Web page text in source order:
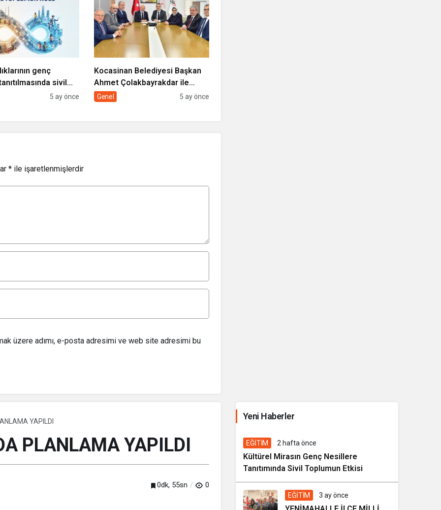
genç
sivil
5 ay önce
Kocasinan Belediyesi Başkan
Ahmet Çolakbayrakdar ile
yeniliklere imza atıyor
Genel 5 ay önce
* ile işaretlenmişlerdir
üzere adımı, e-posta adresimi ve web site adresimi bu
YAPILDI
PLANLAMA YAPILDI
0dk, 55sn 0
Yeni Haberler
5 gün önce
EĞİTİM 2 hafta önce
Kültürel Mirasın Genç Nesillere
Tanıtımında Sivil Toplumun Etkisi
EĞİTİM 3 ay önce